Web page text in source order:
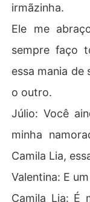
irmãzinha.
Ele me
sempre faço
essa mania de
o outro.
Júlio: Você
minha
Camila Lia,
Valentina: E
Camila Lia: É